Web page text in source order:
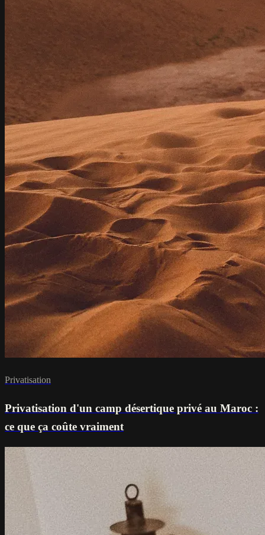
Privatisation
Privatisation d'un camp désertique privé au Maroc :
ce que ça coûte vraiment